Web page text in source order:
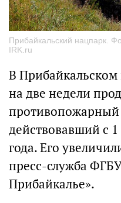
Прибайкальский нацпарк.
IRK.ru
В
на две недели
действовавший с
года. Его
пресс-служба
Прибайкалье».